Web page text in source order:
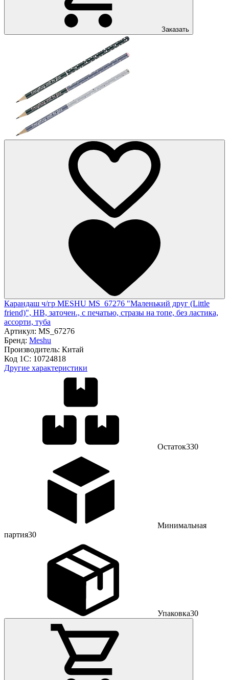
Заказать
Карандаш ч/гр MESHU MS_67276 "Маленький друг (Little
friend)", HB, заточен., с печатью, стразы на топе, без ластика,
ассорти, туба
Артикул: MS_67276
Бренд: Meshu
Производитель: Китай
Код 1С: 10724818
Другие характеристики
Остаток330
Минимальная
партия30
Упаковка30